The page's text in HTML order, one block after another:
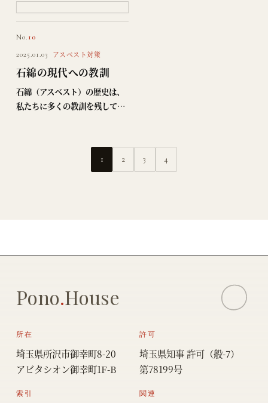
ら、かつては多くの分野で広く
使用されていました。以下に、
石綿の主な…
No.10
2025.01.03
アスベスト対策
石綿の現代への教訓
石綿（アスベスト）の歴史は、
私たちに多くの教訓を残してい
展に大きく貢献しました。しか
し、その陰には深刻な健康被害
1 2 3 4
Pono.House
所在
埼玉県所沢市御幸町8-20
アビタシオン御幸町1F-B
許可
埼玉県知事 許可（般-7）
第78199号
索引 関連